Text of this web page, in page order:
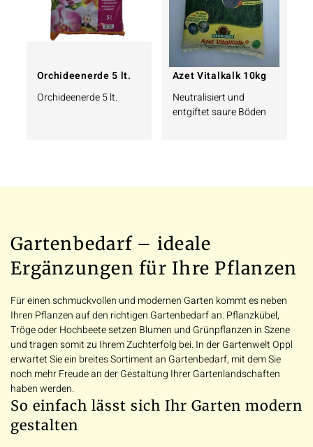
Orchideenerde 5 lt.
Orchideenerde 5 lt.
Azet Vitalkalk 10kg
Neutralisiert und
entgiftet saure Böden
Gartenbedarf – ideale
Ergänzungen für Ihre Pflanzen
Für einen schmuckvollen und modernen Garten kommt es neben
Ihren Pflanzen auf den richtigen Gartenbedarf an. Pflanzkübel,
Tröge oder Hochbeete setzen Blumen und Grünpflanzen in Szene
und tragen somit zu Ihrem Zuchterfolg bei. In der Gartenwelt Oppl
erwartet Sie ein breites Sortiment an Gartenbedarf, mit dem Sie
noch mehr Freude an der Gestaltung Ihrer Gartenlandschaften
haben werden.
So einfach lässt sich Ihr Garten modern
gestalten